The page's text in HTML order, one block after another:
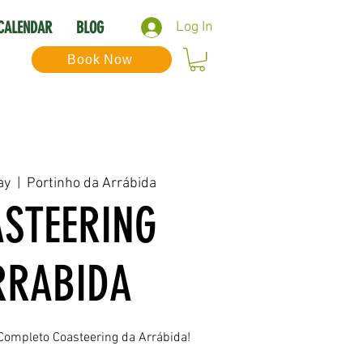
Log In
BLOG
Book Now
  |
Portinho da Arrábida
Coasteering da Arrábida!